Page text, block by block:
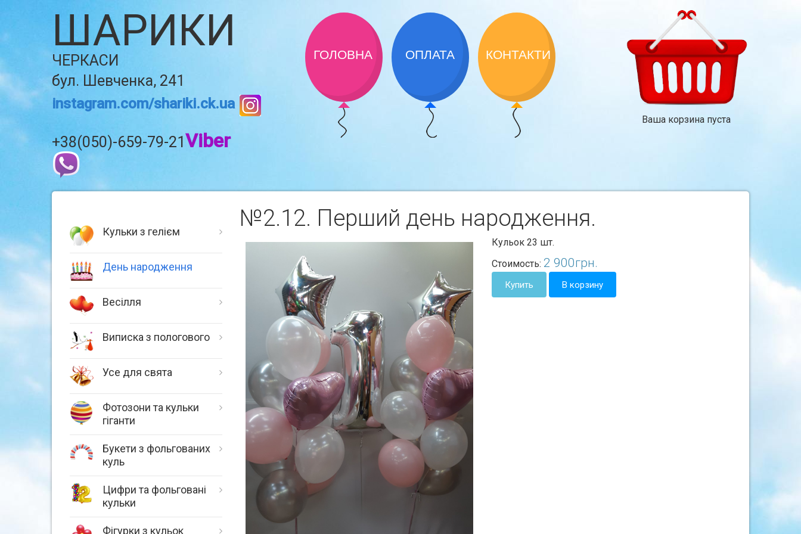
ШАРИКИ
ЧЕРКАСИ
бул. Шевченка, 241
instagram.com/shariki.ck.ua
+38(050)-659-79-21Viber
ГОЛОВНА ОПЛАТА КОНТАКТИ
Ваша корзина пуста
Кульки з гелієм
День народження
Весілля
Виписка з пологового
Усе для свята
Фотозони та кульки
гіганти
Букети з фольгованих
куль
Цифри та фольговані
кульки
Фігурки з кульок
№2.12. Перший день народження.
Кульок 23 шт.
Стоимость: 2 900грн.
Купить В корзину